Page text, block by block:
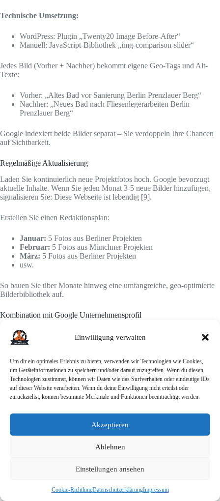
Einwilligung verwalten
Um dir ein optimales Erlebnis zu bieten, verwenden wir Technologien wie Cookies,
um Geräteinformationen zu speichern und/oder darauf zuzugreifen. Wenn du diesen
Technologien zustimmst, können wir Daten wie das Surfverhalten oder eindeutige IDs
auf dieser Website verarbeiten. Wenn du deine Einwilligung nicht erteilst oder
zurückziehst, können bestimmte Merkmale und Funktionen beeinträchtigt werden.
Akzeptieren
Ablehnen
Einstellungen ansehen
Cookie-RichtlinieDatenschutzerklärungImpressum
Technische Umsetzung:
WordPress: Plugin „Twenty20 Image Before-After“
Manuell: JavaScript-Bibliothek „img-comparison-slider“
Jedes Bild (Vorher + Nachher) bekommt eigene Geo-Tags und Alt-
Texte:
Vorher: „Altes Bad vor Sanierung Berlin Prenzlauer Berg“
Nachher: „Neues Bad nach Fliesenlegerarbeiten Berlin
Prenzlauer Berg“
Google indexiert beide Bilder separat – Sie verdoppeln Ihre Chancen
auf Sichtbarkeit.
Regelmäßige Aktualisierung
Laden Sie kontinuierlich neue Projektfotos hoch. Google bevorzugt
aktuelle Inhalte. Wenn Sie jeden Monat 3-5 neue Bilder hinzufügen,
signalisieren Sie: Diese Webseite ist lebendig [9].
Erstellen Sie einen Redaktionsplan:
Januar: 5 Fotos aus Berliner Projekten
Februar: 5 Fotos aus Münchner Projekten
März: 5 Fotos aus Berliner Projekten
usw.
So bauen Sie über Monate hinweg eine umfangreiche, geo-optimierte
Bilderbibliothek auf.
Kombination mit Google Unternehmensprofil
Laden Sie dieselben geo-getaggten Fotos auch in Ihr
Unternehmensprofil
hoch. Das verstärkt Ihre lokale Präsenz doppelt:
Die Bilder ranken in Google Images
Die Bilder erscheinen in Google Maps und im Knowledge Panel
Achten Sie darauf, dass die Fotos in beiden Kanälen identische
Dateinamen haben. Das stärkt die Konsistenz [4].
Jedes Bild sollte auf eine Seite verlinken, die mehr Kontext bietet.
Erstellen Sie für größere Projekte eigene Detailseiten:
ihre-domain.de/referenzen/badsanierung-berlin-prenzlauer-berg-
Auf dieser Seite beschreiben Sie: